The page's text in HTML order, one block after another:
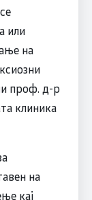
или
на
проф. д-р
клиника
на
кај